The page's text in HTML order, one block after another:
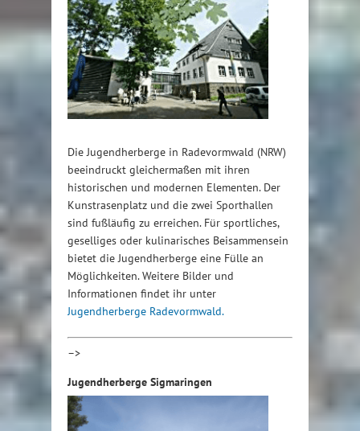
Die Jugendherberge in Radevormwald (NRW)
beeindruckt gleichermaßen mit ihren
historischen und modernen Elementen. Der
Kunstrasenplatz und die zwei Sporthallen
sind fußläufig zu erreichen. Für sportliches,
geselliges oder kulinarisches Beisammensein
bietet die Jugendherberge eine Fülle an
Möglichkeiten. Weitere Bilder und
Informationen findet ihr unter
Jugendherberge Radevormwald.
–>
Jugendherberge Sigmaringen